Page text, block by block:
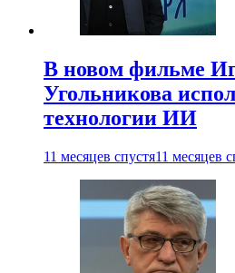
В новом фильме
Угольникова
технологии ИИ
11 месяцев спустя11 месяцев